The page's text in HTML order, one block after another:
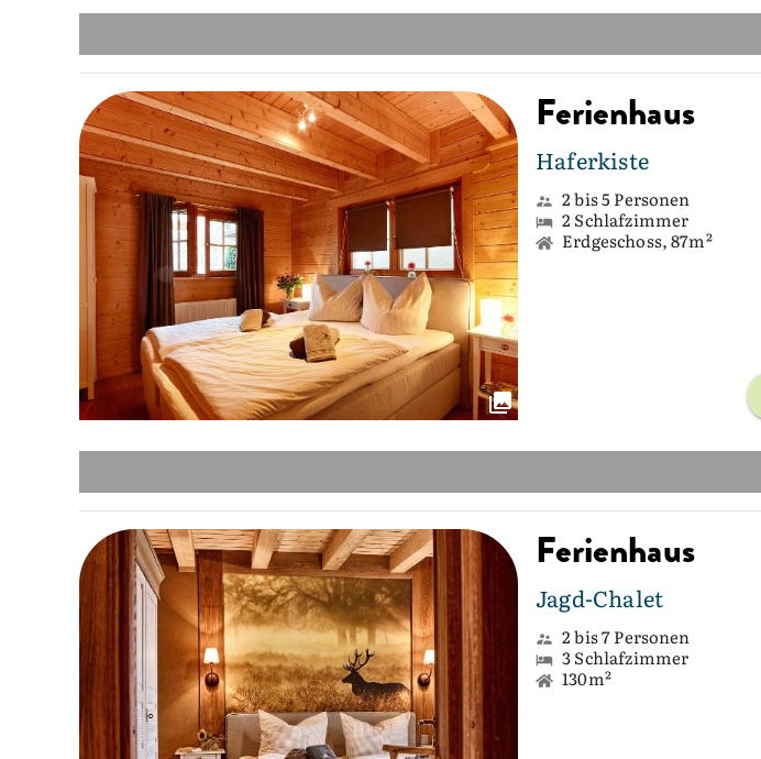
Ferienhaus
Haferkiste
2 bis 5 Personen
2 Schlafzimmer
Erdgeschoss, 87m²
Ferienhaus
Jagd-Chalet
2 bis 7 Personen
3 Schlafzimmer
130m²